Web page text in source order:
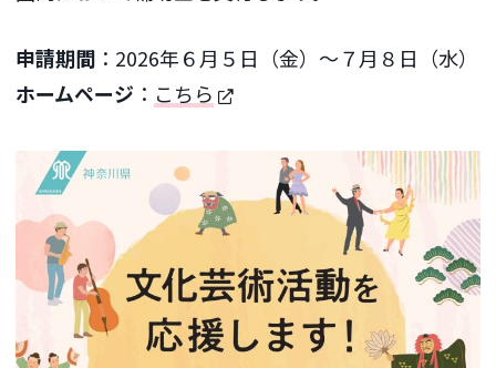
申請期間 ：2026年６月５日（金）～７月８日（水）
ホームページ ： こちら